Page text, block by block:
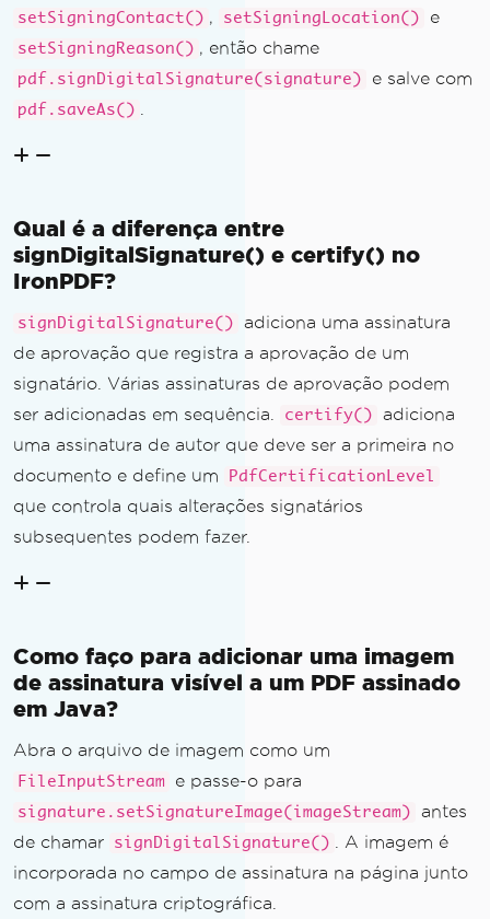
setSigningContact() , setSigningLocation() e
setSigningReason() , então chame
pdf.signDigitalSignature(signature) e salve com
pdf.saveAs()
Qual é a diferença entre
signDigitalSignature() e certify() no
IronPDF?
signDigitalSignature()
adiciona uma assinatura
de aprovação que registra a aprovação de um
signatário. Várias assinaturas de aprovação podem
ser adicionadas em sequência.
certify()
adiciona
uma assinatura de autor que deve ser a primeira no
documento e define um
PdfCertificationLevel
que controla quais alterações signatários
subsequentes podem fazer.
Como faço para adicionar uma imagem
de assinatura visível a um PDF assinado
em Java?
Abra o arquivo de imagem como um
FileInputStream e passe-o para
signature.setSignatureImage(imageStream)
antes
de chamar
signDigitalSignature()
. A imagem é
incorporada no campo de assinatura na página junto
com a assinatura criptográfica.